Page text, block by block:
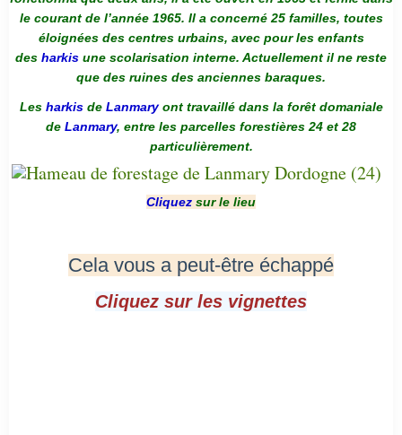
le courant de l’année 1965. Il a concerné 25 familles, toutes
éloignées des centres urbains, avec pour les enfants
des harkis une scolarisation interne. Actuellement il ne reste
que des ruines des anciennes baraques.
Les harkis de Lanmaryont travaillé dans la forêt domaniale
de Lanmary, entre les parcelles forestières 24 et 28
particulièrement.
Cliquez sur le lieu
Cela vous a peut-être échappé
Cliquez sur les vignettes